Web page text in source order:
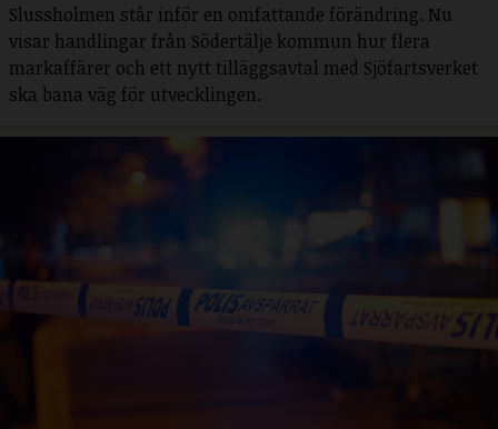
Slussholmen står inför en omfattande förändring. Nu
visar handlingar från Södertälje kommun hur flera
markaffärer och ett nytt tilläggsavtal med Sjöfartsverket
ska bana väg för utvecklingen.